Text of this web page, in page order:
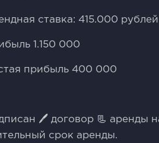
ставка: 415.000
1.150 000
прибыль 400 000
🖊 договор 📃 аренды
срок аренды.